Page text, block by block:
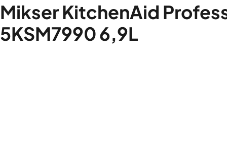
Mikser KitchenAid
5KSM7990 6,9L